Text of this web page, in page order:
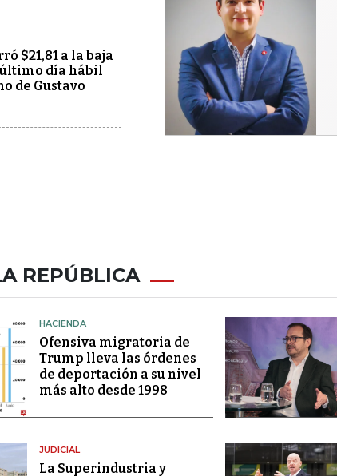
$21,81 a la baja
día hábil
de Gustavo
REPÚBLICA
HACIENDA
Ofensiva migratoria de
Trump lleva las órdenes
de deportación a su nivel
más alto desde 1998
JUDICIAL
La Superindustria y